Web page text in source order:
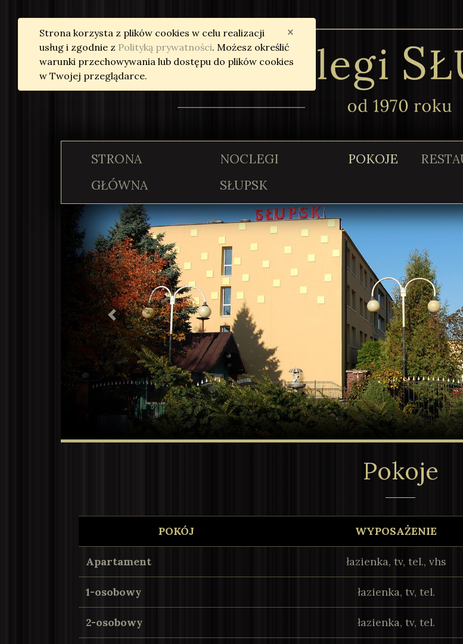
×
Strona korzysta z plików cookies w celu realizacji
usług i zgodnie z Polityką prywatności. Możesz określić
warunki przechowywania lub dostępu do plików cookies
w Twojej przeglądarce.
STRONA
GŁÓWNA
NOCLEGI
SŁUPSK
POKOJE
Previous
Pokoje
POKÓJ WYPOSAŻENIE
Apartament łazienka, tv, tel., vhs
1-osobowy łazienka, tv, tel.
2-osobowy łazienka, tv, tel.